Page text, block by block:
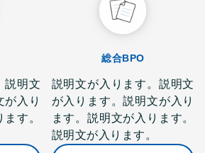
説明文
が入り
す。
総合BPO
説明文が入ります。説明文
が入ります。説明文が入り
ます。説明文が入ります。
説明文が入ります。